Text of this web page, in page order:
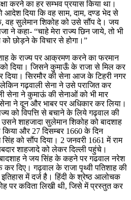
करने का हर सम्भव प्रयास किया था।
दिया कि वह साम, दाम, दण्ड भेद से
वह सुलेमान शिकोह को उसे सौंप दे। जय
ने कहा- “चाहे मेरा राज्य छिन जाये, तो भी
को छोड़ने के विचार से होगा।”
के राज्य पर आक्रमण करने का फरमान
को दिया। जिसने कुमाऊँ के राजा से मिल कर
सिरमौर की सेना आज के टिहरी नगर
गढ़वाली सेना ने उसे पराजित कर
सेना ने कुमाऊं की सेनाओं को भी मार
ने दून और भाबर पर अधिकार कर लिया।
को विपत्ति से बचाने के लिये गढ़वाल की
शाहजादा सुलेमान शिकोह को बाद‌शाह
और 27 दिसम्बर 1660 के दिन
को सौंप दिया। 2 जनवरी 1661 में राम
शाहजादे को लेकर दिल्ली पहुंचे।
ने जय सिंह के कहने पर गढवाल नरेश
कर दिए। गढ़वाल के राजा पृथ्वी पतिशाह की
में दर्ज है। हिंदी के श्रेष्ठ आलोचक
पर कविता लिखी थी, जिसे में प्रस्तुत कर